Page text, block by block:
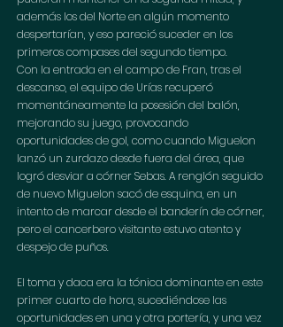
además los del Norte en algún momento
despertarían, y eso pareció suceder en los
primeros compases del segundo tiempo.
Con la entrada en el campo de Fran, tras el
descanso, el equipo de Urías recuperó
momentáneamente la posesión del balón,
mejorando su juego, provocando
oportunidades de gol, como cuando Miguelon
lanzó un zurdazo desde fuera del área, que
logró desviar a córner Sebas. A renglón seguido
de nuevo Miguelon sacó de esquina, en un
intento de marcar desde el banderín de córner,
pero el cancerbero visitante estuvo atento y
despejo de puños.
El toma y daca era la tónica dominante en este
primer cuarto de hora, sucediéndose las
oportunidades en una y otra portería, y una vez